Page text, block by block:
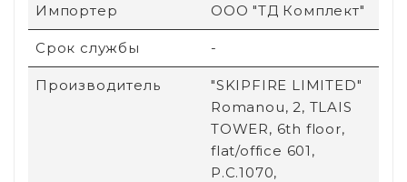
Импортер ООО "ТД Комплект"
Срок службы -
Производитель
"SKIPFIRE LIMITED"
Romanou, 2, TLAIS
TOWER, 6th floor,
flat/office 601,
P.C.1070,